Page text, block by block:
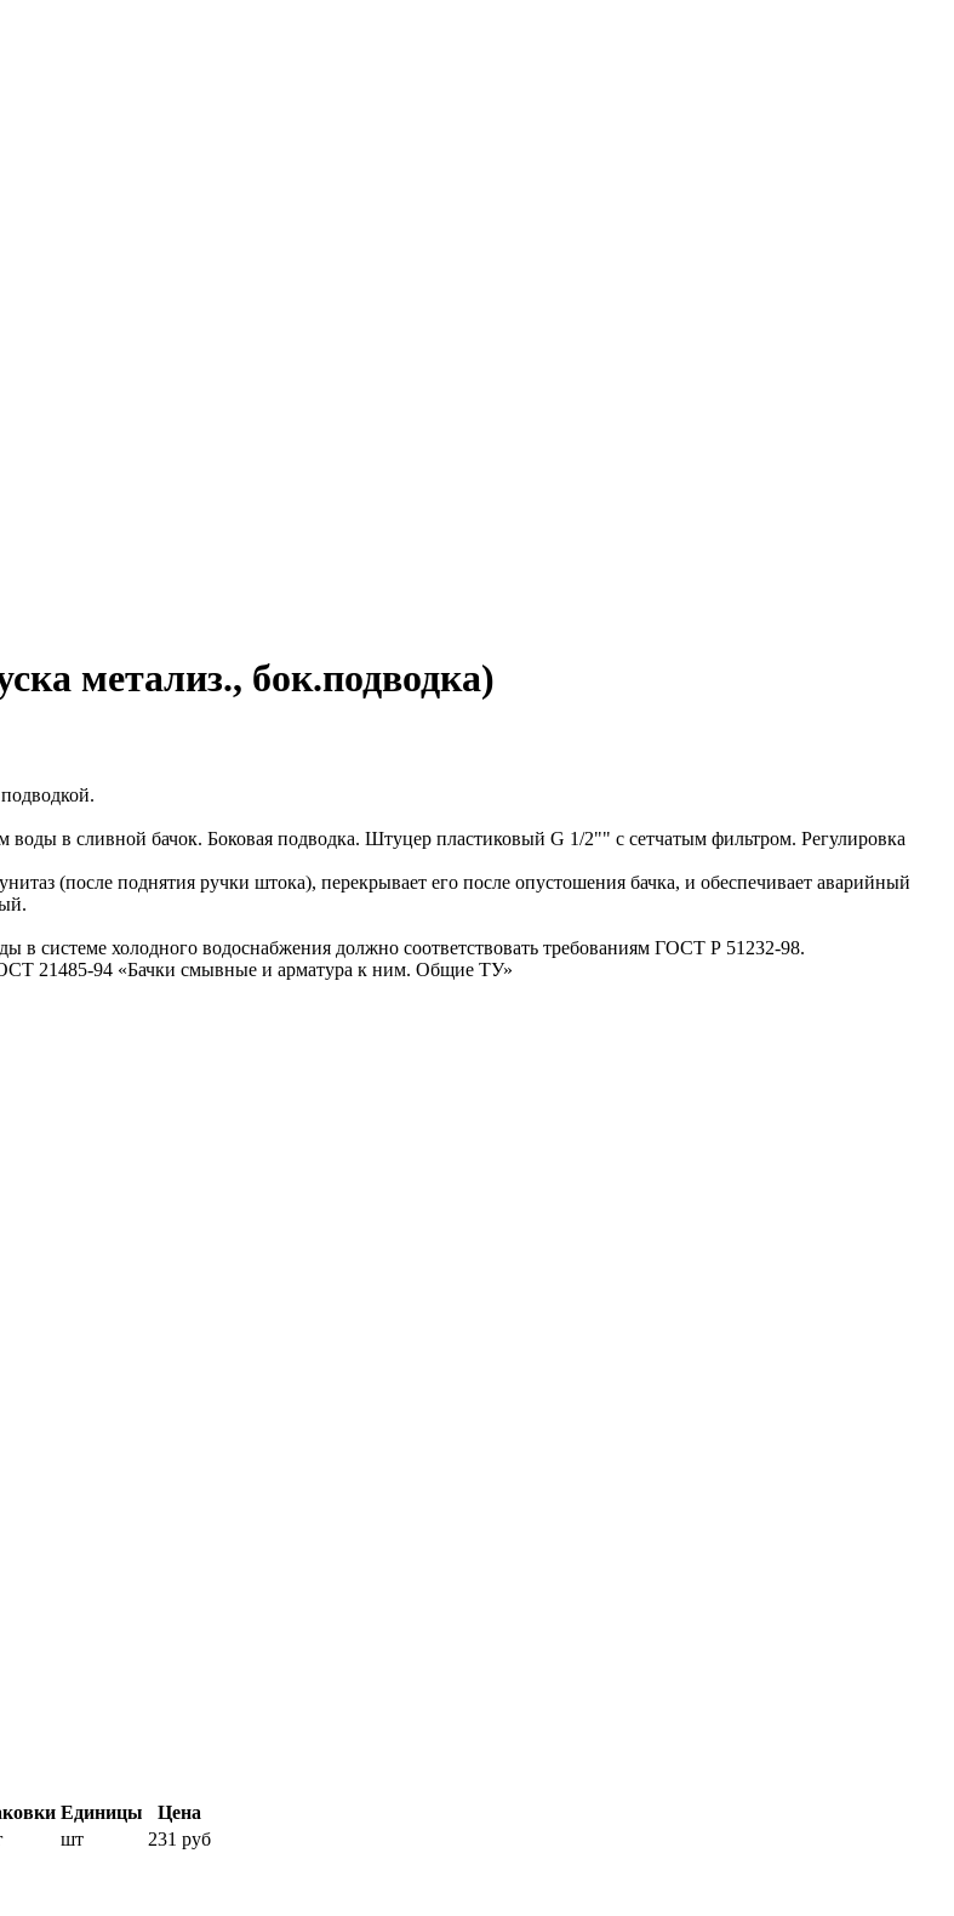
метализ., бок.подводка)
в сливной бачок. Боковая подводка. Штуцер пластиковый G 1/2"" с сетчатым фильтром. Регулировка
(после поднятия ручки штока), перекрывает его после опустошения бачка, и обеспечивает аварийный
в системе холодного водоснабжения должно соответствовать требованиям ГОСТ Р 51232-98.
21485-94 «Бачки смывные и арматура к ним. Общие ТУ»
Единицы
Цена
шт 231 руб